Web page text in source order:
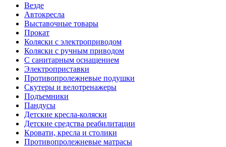
Везде
Автокресла
Выставочные товары
Прокат
Коляски с электроприводом
Коляски с ручным приводом
С санитарным оснащением
Электроприставки
Противопролежневые подушки
Скутеры и велотренажеры
Подъемники
Пандусы
Детские кресла-коляски
Детские средства реабилитации
Кровати, кресла и столики
Противопролежневые матрасы